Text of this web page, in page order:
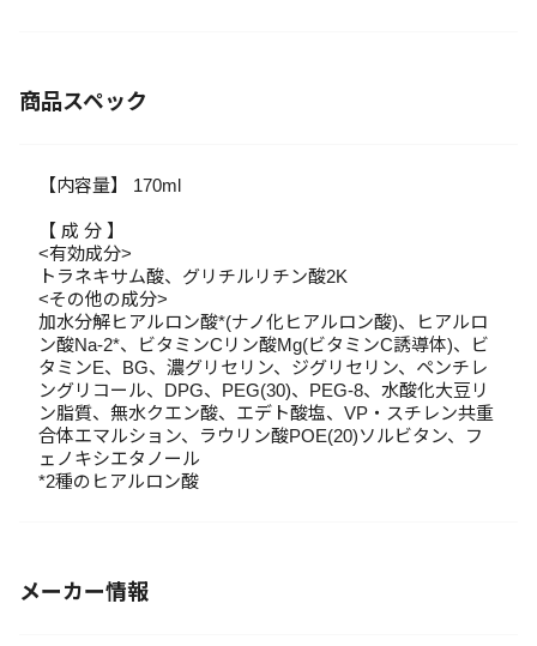
商品スペック
【内容量】 170ml
【 成 分 】
<有効成分>
トラネキサム酸、グリチルリチン酸2K
<その他の成分>
加水分解ヒアルロン酸*(ナノ化ヒアルロン酸)、ヒアルロ
ン酸Na‐2*、ビタミンCリン酸Mg(ビタミンC誘導体)、ビ
タミンE、BG、濃グリセリン、ジグリセリン、ペンチレ
ングリコール、DPG、PEG(30)、PEG‐8、水酸化大豆リ
ン脂質、無水クエン酸、エデト酸塩、VP・スチレン共重
合体エマルション、ラウリン酸POE(20)ソルビタン、フ
ェノキシエタノール
*2種のヒアルロン酸
メーカー情報